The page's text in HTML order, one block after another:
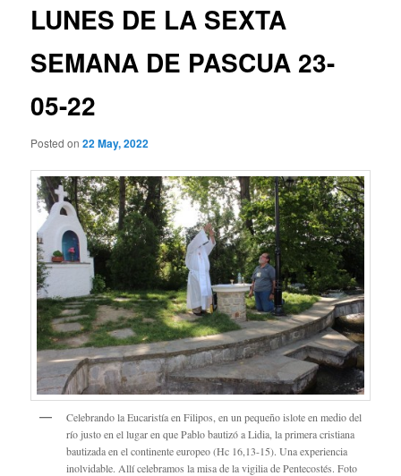
LUNES DE LA SEXTA
SEMANA DE PASCUA 23-
05-22
Posted on22 May, 2022
Celebrando la Eucaristía en Filipos, en un pequeño islote en medio del
río justo en el lugar en que Pablo bautizó a Lidia, la primera cristiana
bautizada en el continente europeo (Hc 16,13-15). Una experiencia
inolvidable. Allí celebramos la misa de la vigilia de Pentecostés. Foto